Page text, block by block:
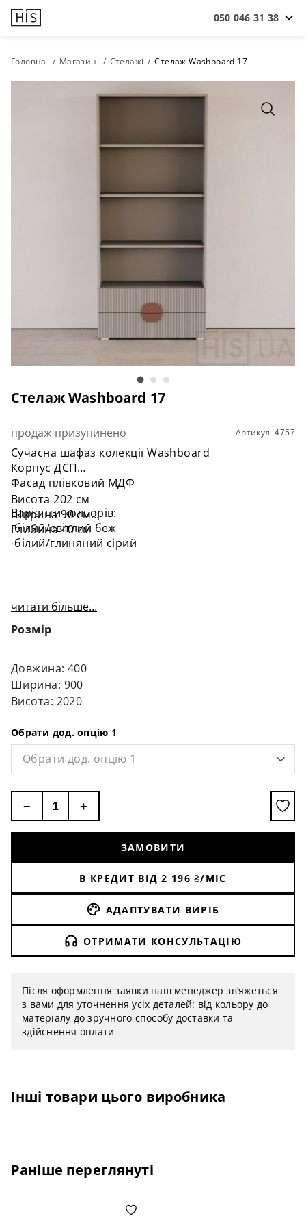
050 046 31 38
Головна Магазин Стелажі Стелаж Washboard 17
Стелаж Washboard 17
Артикул: 4757
продаж призупинено
Сучасна шафаз колекції Washboard
Корпус ДСП
Фасад плівковий МДФ
Варіанти кольорів:
-білий/світлий беж
-білий/глиняний сірий
Висота 202 см
Ширина 90 см
Глибина 40 см
читати більше...
Розмір
Довжина: 400
Ширина: 900
Висота: 2020
Обрати дод. опцію 1
Обрати дод. опцію 1
− +
ЗАМОВИТИ
В КРЕДИТ ВІД 2 196 ₴/МІС
АДАПТУВАТИ ВИРІБ
ОТРИМАТИ КОНСУЛЬТАЦІЮ
Після оформлення заявки наш менеджер зв’яжеться
з вами для уточнення усіх деталей: від кольору до
матеріалу до зручного способу доставки та
здійснення оплати
Інші товари цього виробника
Раніше переглянуті